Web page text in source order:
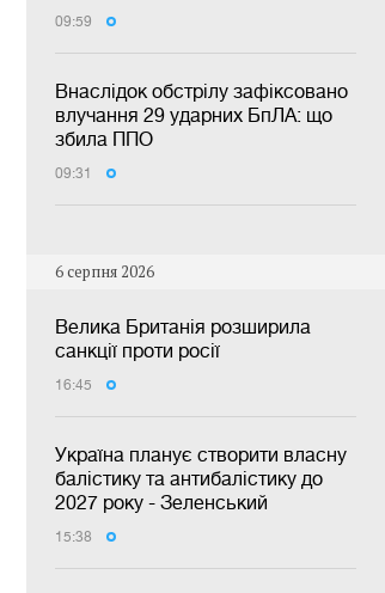
09:59
Внаслідок обстрілу зафіксовано
влучання 29 ударних БпЛА: що
збила ППО
09:31
6 серпня 2026
Велика Британія розширила
санкції проти росії
16:45
Україна планує створити власну
балістику та антибалістику до
2027 року - Зеленський
15:38